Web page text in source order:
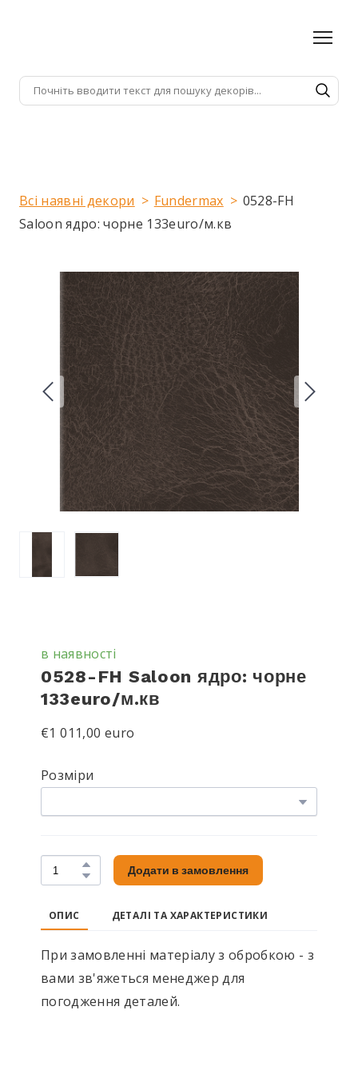
Всі наявні декори Fundermax
0528-FH
Saloon ядро: чорне 133euro/м.кв
в наявності
0528-FH Saloon ядро: чорне
133euro/м.кв
€1 011,00 euro
Розміри
Додати в замовлення
ОПИС ДЕТАЛІ ТА ХАРАКТЕРИСТИКИ
При замовленні матеріалу з обробкою - з
вами зв'яжеться менеджер для
погодження деталей.